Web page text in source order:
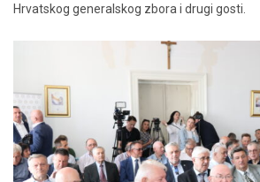
Hrvatskog generalskog zbora i drugi gosti.